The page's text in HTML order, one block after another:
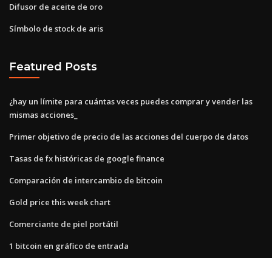
Difusor de aceite de oro
Símbolo de stock de aris
Featured Posts
¿hay un límite para cuántas veces puedes comprar y vender las
mismas acciones_
Primer objetivo de precio de las acciones del cuerpo de datos
Tasas de fx históricas de google finance
Comparación de intercambio de bitcoin
Gold price this week chart
Comerciante de piel portátil
1 bitcoin en gráfico de entrada